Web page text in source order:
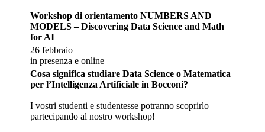
Workshop di orientamento NUMBERS AND
MODELS – Discovering Data Science and Math
for AI
26 febbraio
in presenza e online
Cosa significa studiare Data Science o Matematica
per l’Intelligenza Artificiale in Bocconi?
I vostri studenti e studentesse potranno scoprirlo
partecipando al nostro workshop!